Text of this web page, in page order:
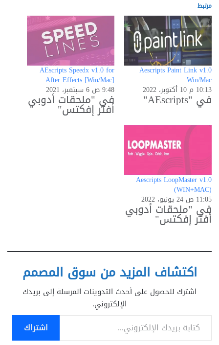
مرتبط
Aescripts Paint Link v1.0
Win/Mac
10:13 م 10 أكتوبر، 2022
في "AEscripts"
AEscripts Speedx v1.0 for
After Effects [Win/Mac]
9:48 ص 6 سبتمبر، 2021
في "ملحقات أدوبي
أفتر إفكتس"
Aescripts LoopMaster v1.0
(WIN+MAC)
11:05 ص 24 يونيو، 2022
في "ملحقات أدوبي
أفتر إفكتس"
اكتشاف المزيد من سوق المصمم
اشترك للحصول على أحدث التدوينات المرسلة إلى بريدك
الإلكتروني.
كتابة بريدك الإلكتروني...
اشتراك